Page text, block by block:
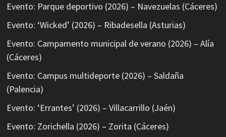
Evento: Parque deportivo (2026) – Navezuelas (Cáceres)
Evento: ‘Wicked’ (2026) – Ribadesella (Asturias)
Evento: Campamento municipal de verano (2026) – Alía
(Cáceres)
Evento: Campus multideporte (2026) – Saldaña
(Palencia)
Evento: ‘Errantes’ (2026) – Villacarrillo (Jaén)
Evento: Zorichella (2026) – Zorita (Cáceres)